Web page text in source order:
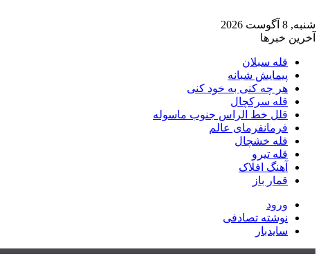
شنبه, 8 آگوست 2026
آخرین خبرها
قله سبلان
پیمایش شبانه
هر چه کنی به خود کنی
قله سرکچال
قلل خط الراس جنوب ماسوله
فرمانفرمای عالم
قله خشچال
قله تیرو
آهنگ افلاک
قمار باز
ورود
نوشته تصادفی
سایدبار